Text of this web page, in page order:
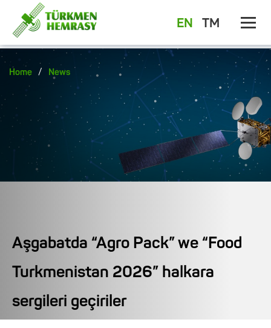
EN TM
Home / News
Aşgabatda “Agro Pack” we “Food
Turkmenistan 2026” halkara
sergileri geçiriler